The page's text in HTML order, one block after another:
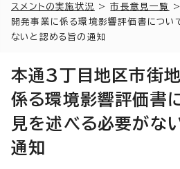
スメントの実施状況
>市長意見一覧
開発事業に係る環境影響評価書につい
ないと認める旨の通知
本通3丁目地区市街
係る環境影響評価書
見を述べる必要がな
通知